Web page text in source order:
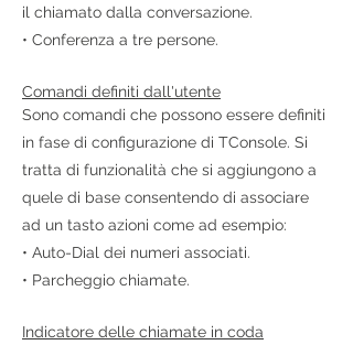
il chiamato dalla conversazione.
• Conferenza a tre persone.
Comandi definiti dall'utente
Sono comandi che possono essere definiti
in fase di configurazione di TConsole. Si
tratta di funzionalità che si aggiungono a
quele di base consentendo di associare
ad un tasto azioni come ad esempio:
• Auto-Dial dei numeri associati.
• Parcheggio chiamate.
Indicatore delle chiamate in coda